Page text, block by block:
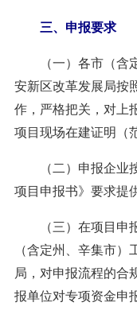
三、申报要求
（一）各市（含定
安新区改革发展局按
作，严格把关，对上
项目现场在建证明（
（二）申报企业按
项目申报书》要求提
（三）在项目申报
（含定州、辛集市
局，对申报流程的合
报单位对专项资金申